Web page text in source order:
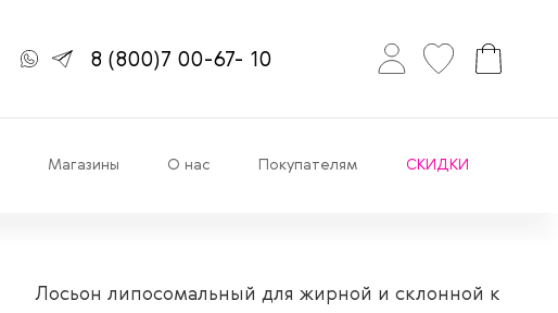
8(800)7 00-67- 10
Магазины О нас Покупателям СКИДКИ
Лосьон липосомальный для жирной и склонной к